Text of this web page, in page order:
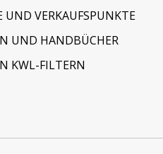
VERKAUFSPUNKTE
UND HANDBÜCHER
KWL-FILTERN